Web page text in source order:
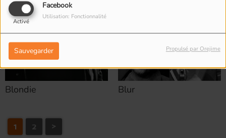
Facebook
Activé
Utilisation: Fonctionnalité
Sauvegarder Propulsé par Orejime
Blondie Blur
1 2 >